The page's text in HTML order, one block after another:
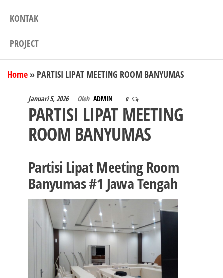
KONTAK
PROJECT
Home » PARTISI LIPAT MEETING ROOM BANYUMAS
Januari 5, 2026 Oleh ADMIN 0
PARTISI LIPAT MEETING
ROOM BANYUMAS
Partisi Lipat Meeting Room
Banyumas #1 Jawa Tengah